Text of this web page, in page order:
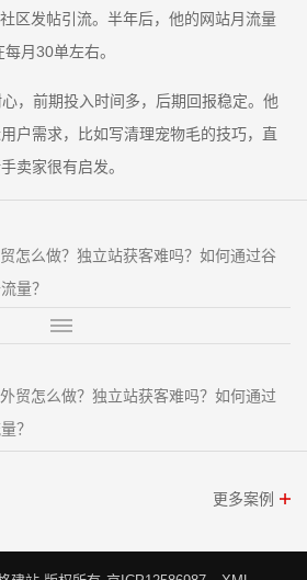
区发帖引流。半年后，他的网站月流量
月30单左右。
，前期投入时间多，后期回报稳定。他
户需求，比如写清理宠物毛的技巧，直
卖家很有启发。
怎么做？独立站获客难吗？如何通过谷
量？
贸怎么做？独立站获客难吗？如何通过
？
更多案例